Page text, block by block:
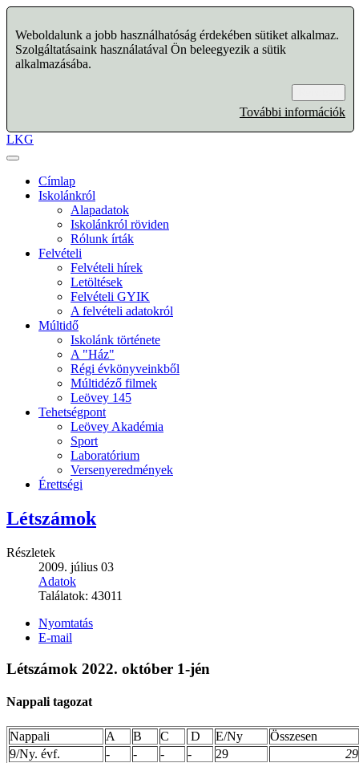
Weboldalunk a jobb használhatóság érdekében sütiket alkalmaz.
Szolgáltatásaink használatával Ön beleegyezik a sütik
alkalmazásába.
További információk
LKG
Címlap
Iskolánkról
Alapadatok
Iskolánkról röviden
Rólunk írták
Felvételi
Felvételi hírek
Letöltések
Felvételi GYIK
A felvételi adatokról
Múltidő
Iskolánk története
A "Ház"
Régi évkönyveinkből
Múltidéző filmek
Leövey 145
Tehetségpont
Leövey Akadémia
Sport
Laboratórium
Versenyeredmények
Érettségi
Létszámok
Részletek
2009. július 03
Adatok
Találatok: 43011
Nyomtatás
E-mail
Létszámok 2022. október 1-jén
Nappali tagozat
Nappali A B C D E/Ny
Összesen
9/Ny. évf.
- - - - 29
29